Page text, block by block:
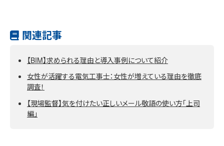
関連記事
【BIM】求められる理由と導入事例について紹介
女性が活躍する電気工事士：女性が増えている理由を徹底
調査！
【現場監督】気を付けたい正しいメール敬語の使い方「上司
編」